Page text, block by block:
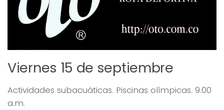
Viernes 15 de septiembre
Actividades subacuáticas. Piscinas olímpicas. 9.00
a.m.